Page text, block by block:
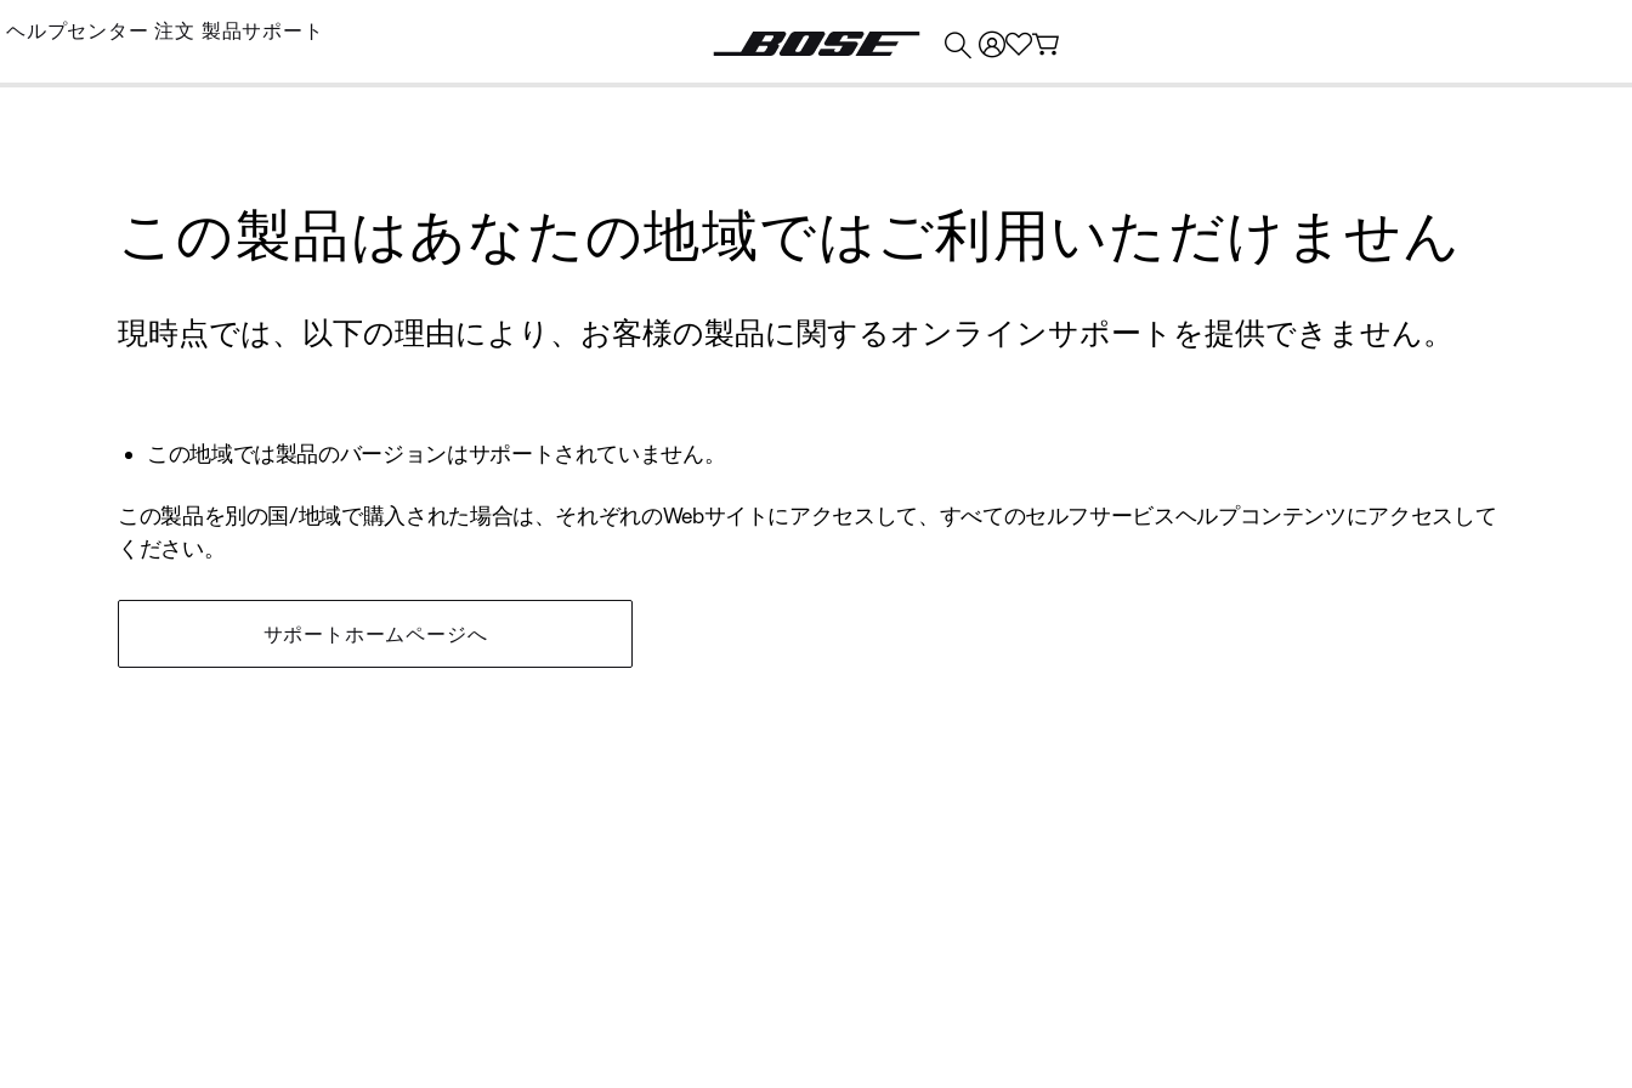
Skip
Main
ヘルプセンター 注文 製品サポート
この製品はあなたの地域ではご利用いただけません
現時点では、以下の理由により、お客様の製品に関するオンラインサポートを提供できません。
この地域では製品のバージョンはサポートされていません。
この製品を別の国/地域で購入された場合は、それぞれのWebサイトにアクセスして、すべてのセルフサービスヘルプコンテンツにアクセスして
ください。
サポートホームページへ